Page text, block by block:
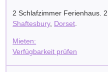
2 Schlafzimmer Ferienhaus.
Shaftesbury, Dorset
Mieten:
Verfügbarkeit prüfen